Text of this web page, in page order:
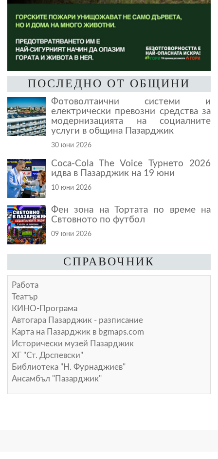
ПОСЛЕДНО ОТ ОБЩИНИ
Фотоволтаични системи и
електрически превозни средства за
модернизацията на социалните
услуги в община Пазарджик
30 юни 2026
Coca-Cola The Voice Турнето 2026
идва в Пазарджик на 19 юни
10 юни 2026
Фен зона на Тортата по време на
Свтовното по футбол
09 юни 2026
СПРАВОЧНИК
Работа
Театър
КИНО-Програма
Автогара Пазарджик - разписание
Карта на Пазарджик в bgmaps.com
Исторически музей Пазарджик
ХГ "Ст. Доспевски"
Библиотека "Н. Фурнаджиев"
Ансамбъл "Пазарджик"